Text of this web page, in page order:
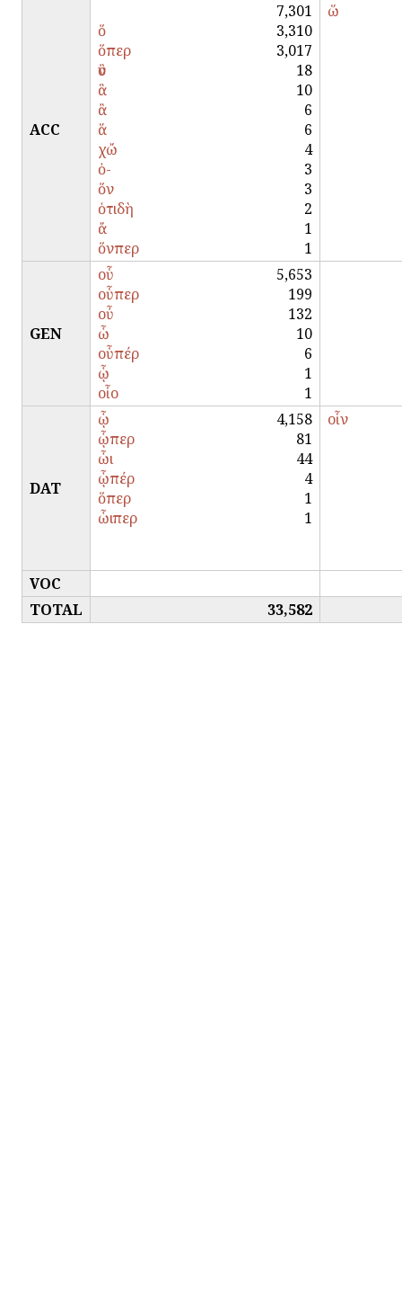
ACC
7,301
ὅ
3,310
ὅπερ
3,017
ὃν
18
ἃ
10
ἂ
6
ἅ
6
χὤ
4
ὁ-
3
ὅν
3
ὁτιδὴ
2
ἄ
1
ὅνπερ
1
ὥ
GEN
οὗ
5,653
οὗπερ
199
οὖ
132
ὧ
10
οὗπέρ
6
ᾧ
1
οἷο
1
DAT
ᾧ
4,158
ᾧπερ
81
ὧι
44
ᾧπέρ
4
ὅπερ
1
ὧιπερ
1
οἷν
VOC
TOTAL
33,582